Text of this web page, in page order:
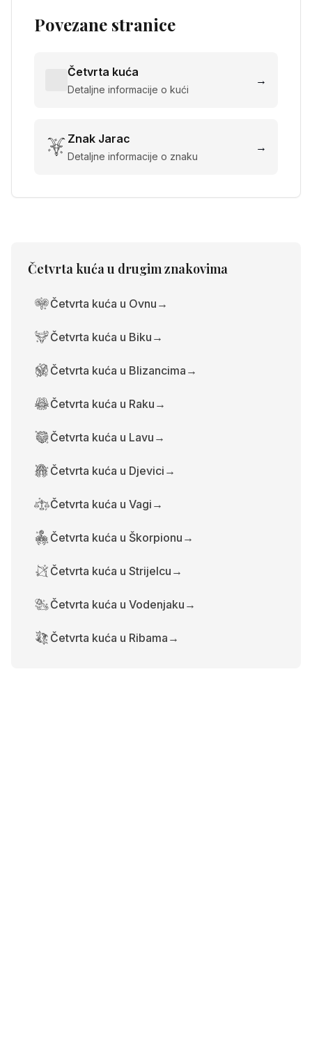
Povezane stranice
Četvrta kuća
Detaljne informacije o kući
→
Znak Jarac
Detaljne informacije o znaku
→
Četvrta kućau drugim znakovima
Četvrta kuća u Ovnu →
Četvrta kuća u Biku →
Četvrta kuća u Blizancima →
Četvrta kuća u Raku →
Četvrta kuća u Lavu →
Četvrta kuća u Djevici →
Četvrta kuća u Vagi →
Četvrta kuća u Škorpionu →
Četvrta kuća u Strijelcu →
Četvrta kuća u Vodenjaku →
Četvrta kuća u Ribama →